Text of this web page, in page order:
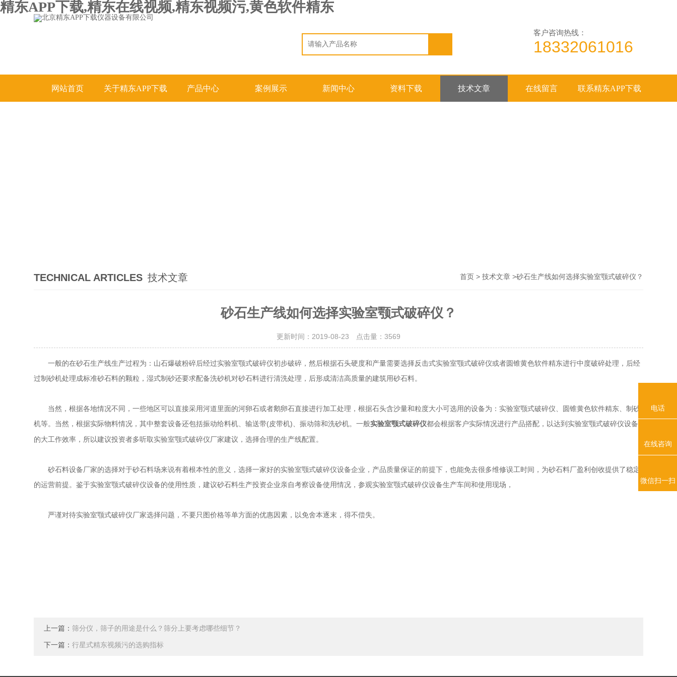
精东APP下载,精东在线视频,精东视频污,黄色软件精东
客户咨询热线：
18332061016
网站首页 关于精东APP下载 产品中心 案例展示 新闻中心 资料下载 技术文章 在线留言 联系精东APP下载
TECHNICAL ARTICLES 技术文章 首页> 技术文章>砂石生产线如何选择实验室颚式破碎仪？
砂石生产线如何选择实验室颚式破碎仪？
更新时间：2019-08-23 点击量： 3569
一般的在砂石生产线生产过程为：山石爆破粉碎后经过实验室颚式破碎仪初步破碎，然后根据石头硬度和产量需要选择反击式实验室颚式破碎仪或者圆锥黄色软件精东进行中度破碎处理，后经
过制砂机处理成标准砂石料的颗粒，湿式制砂还要求配备洗砂机对砂石料进行清洗处理，后形成清洁高质量的建筑用砂石料。
当然，根据各地情况不同，一些地区可以直接采用河道里面的河卵石或者鹅卵石直接进行加工处理，根据石头含沙量和粒度大小可选用的设备为：实验室颚式破碎仪、圆锥黄色软件精东、制砂
机等。当然，根据实际物料情况，其中整套设备还包括振动给料机、输送带(皮带机)、振动筛和洗砂机。一般实验室颚式破碎仪都会根据客户实际情况进行产品搭配，以达到实验室颚式破碎仪设备
的大工作效率，所以建议投资者多听取实验室颚式破碎仪厂家建议，选择合理的生产线配置。
砂石料设备厂家的选择对于砂石料场来说有着根本性的意义，选择一家好的实验室颚式破碎仪设备企业，产品质量保证的前提下，也能免去很多维修误工时间，为砂石料厂盈利创收提供了稳定
的运营前提。鉴于实验室颚式破碎仪设备的使用性质，建议砂石料生产投资企业亲自考察设备使用情况，参观实验室颚式破碎仪设备生产车间和使用现场，
严谨对待实验室颚式破碎仪厂家选择问题，不要只图价格等单方面的优惠因素，以免舍本逐末，得不偿失。
上一篇：筛分仪，筛子的用途是什么？筛分上要考虑哪些细节？
下一篇：行星式精东视频污的选购指标
电话
在线咨询
微信扫一扫